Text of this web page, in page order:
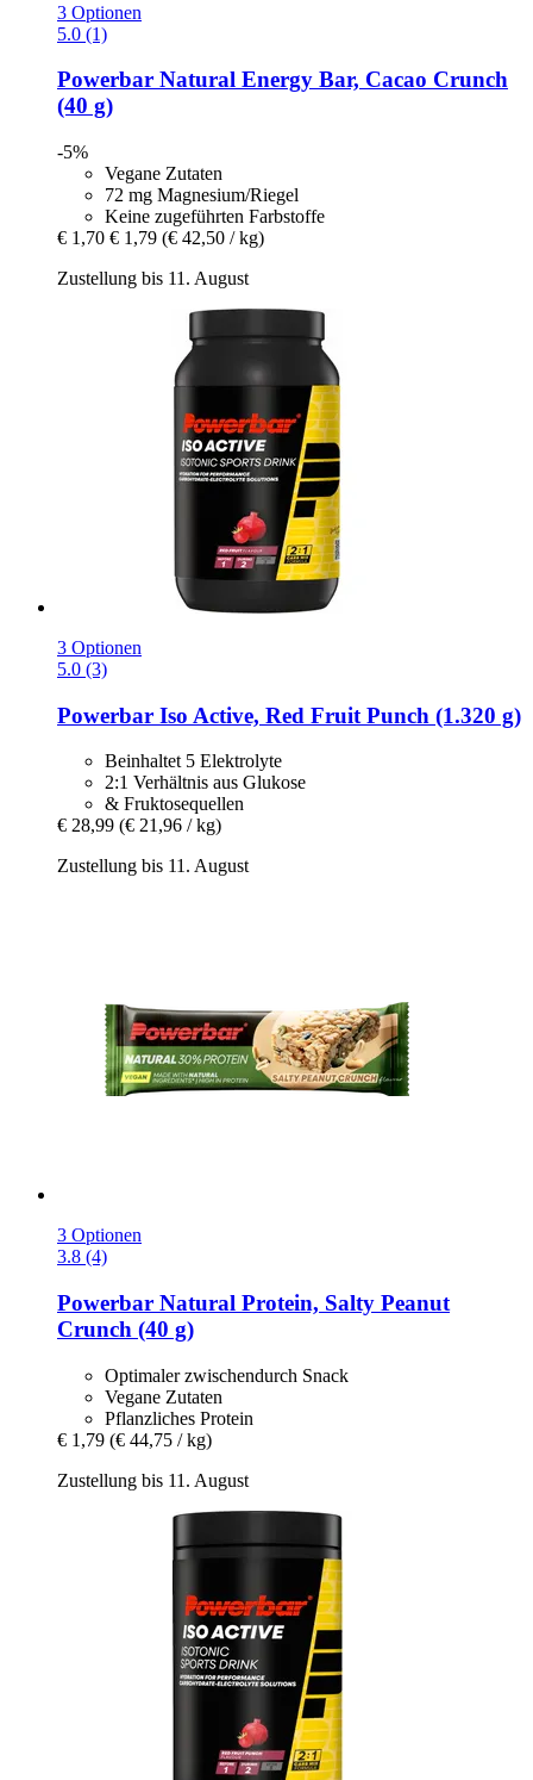
3 Optionen
5.0 (1)
Powerbar Natural Energy Bar, Cacao Crunch
(40 g)
-5%
Vegane Zutaten
72 mg Magnesium/Riegel
Keine zugeführten Farbstoffe
€ 1,70 € 1,79 (€ 42,50 / kg)
Zustellung bis 11. August
3 Optionen
5.0 (3)
Powerbar Iso Active, Red Fruit Punch (1.320 g)
Beinhaltet 5 Elektrolyte
2:1 Verhältnis aus Glukose
& Fruktosequellen
€ 28,99 (€ 21,96 / kg)
Zustellung bis 11. August
3 Optionen
3.8 (4)
Powerbar Natural Protein, Salty Peanut
Crunch (40 g)
Optimaler zwischendurch Snack
Vegane Zutaten
Pflanzliches Protein
€ 1,79 (€ 44,75 / kg)
Zustellung bis 11. August